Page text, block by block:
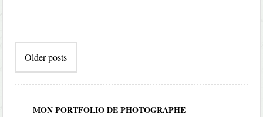
navigation
Older posts
MON PORTFOLIO DE PHOTOGRAPHE